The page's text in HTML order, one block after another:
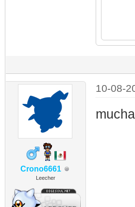
Crono6661
Leecher
10-08-